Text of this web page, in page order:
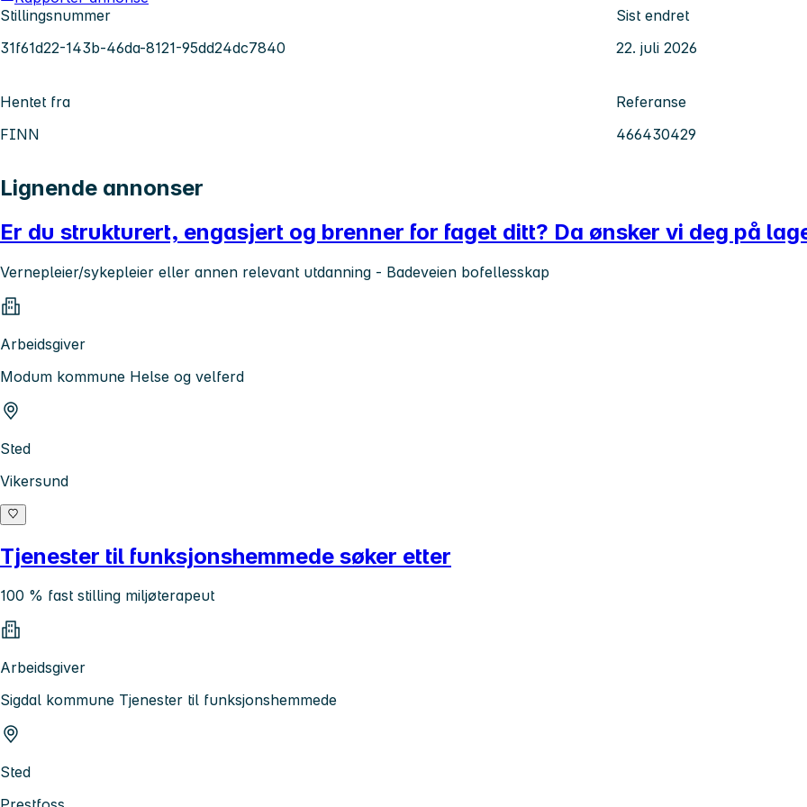
Stillingsnummer
31f61d22-143b-46da-8121-95dd24dc7840
Sist endret
22. juli 2026
Hentet fra
FINN
Referanse
466430429
Lignende annonser
Er du strukturert, engasjert og brenner for faget ditt? Da ønsker vi deg på
Vernepleier/sykepleier eller annen relevant utdanning - Badeveien bofellesskap
Arbeidsgiver
Modum kommune Helse og velferd
Sted
Vikersund
Tjenester til funksjonshemmede søker etter
100 % fast stilling miljøterapeut
Arbeidsgiver
Sigdal kommune Tjenester til funksjonshemmede
Sted